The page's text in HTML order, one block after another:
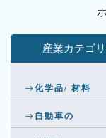
産業カテゴ
化学品/ 材料
自動車の